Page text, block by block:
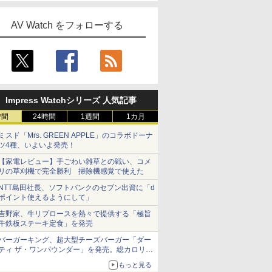
AV Watch をフォローする
Impress Watchシリーズ 人気記事
24時間 1週間 1カ月
スド「Mrs. GREEN APPLE」のコラボドーナ
4種、いよいよ発売！
家電レビュー】手ごわい雑草との戦い、コメ
の草刈機で完全勝利 掃除機感覚で使えた
島田社長、ソフトバンクのセブン出資に「d
イント使えるようにして」
野家、牛リブロースを熱々で提供する「極旨
鉄板ステーキ定食」を発売
ーガーキング、超大型チーズバーガー「ダー
ィ ザ・ワンパウンダー」を発売。総カロリー
もっと見る